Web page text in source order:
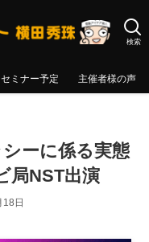
検索
セミナー予定 主催者様の声
ーに係る実態
局NST出演
日